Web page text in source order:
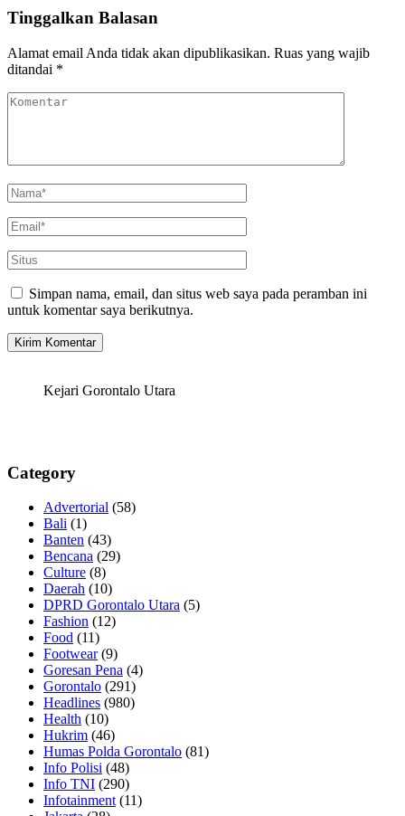
Tinggalkan Balasan
Alamat email Anda tidak akan dipublikasikan. Ruas yang wajib
ditandai *
Simpan nama, email, dan situs web saya pada peramban ini
untuk komentar saya berikutnya.
Kejari Gorontalo Utara
Category
Advertorial (58)
Bali (1)
Banten (43)
Bencana (29)
Culture (8)
Daerah (10)
DPRD Gorontalo Utara (5)
Fashion (12)
Food (11)
Footwear(9)
Goresan Pena (4)
Gorontalo (291)
Headlines (980)
Health (10)
Hukrim (46)
Humas Polda Gorontalo (81)
Info Polisi (48)
Info TNI (290)
Infotainment (11)